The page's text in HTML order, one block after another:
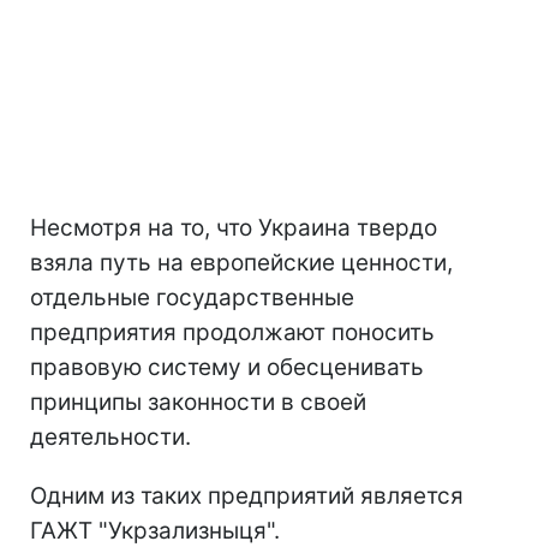
Несмотря на то, что Украина твердо
взяла путь на европейские ценности,
отдельные государственные
предприятия продолжают поносить
правовую систему и обесценивать
принципы законности в своей
деятельности.
Одним из таких предприятий является
ГАЖТ "Укрзализныця".